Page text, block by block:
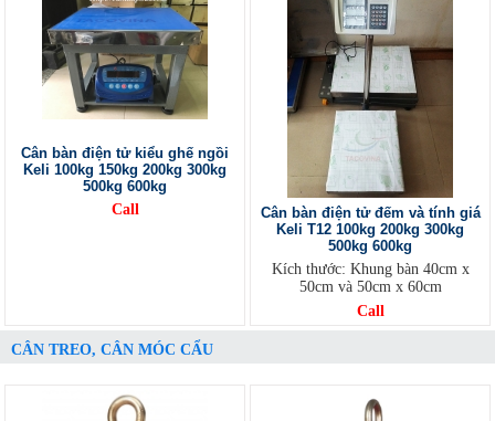
Cân bàn điện tử kiểu ghế ngồi
Keli 100kg 150kg 200kg 300kg
500kg 600kg
Call
Cân bàn điện tử đếm và tính giá
Keli T12 100kg 200kg 300kg
500kg 600kg
Kích thước: Khung bàn 40cm x
50cm và 50cm x 60cm
Call
CÂN TREO, CÂN MÓC CẨU